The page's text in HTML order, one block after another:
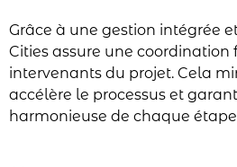
Grâce à une gestion intégrée
Cities assure une coordination
intervenants du projet. Cela
accélère le processus et
harmonieuse de chaque